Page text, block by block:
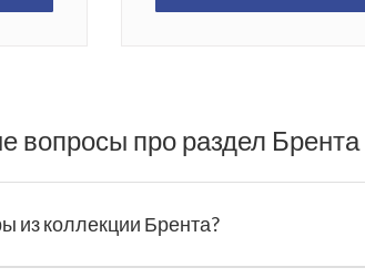
вопросы про раздел Брента
из коллекции Брента?